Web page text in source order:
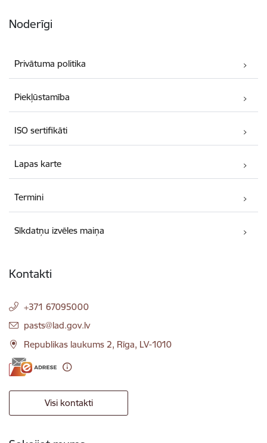
Noderīgi
Privātuma politika
Piekļūstamība
ISO sertifikāti
Lapas karte
Termini
Sīkdatņu izvēles maiņa
Kontakti
+371 67095000
E-pasts:
pasts@lad.gov.lv
Republikas laukums 2, Rīga, LV-1010
Visi kontakti